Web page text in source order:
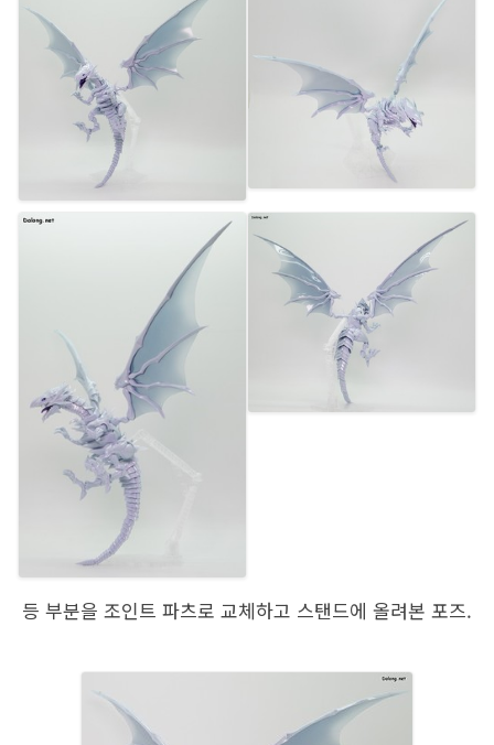
등 부분을 조인트 파츠로 교체하고 스탠드에 올려본 포즈.